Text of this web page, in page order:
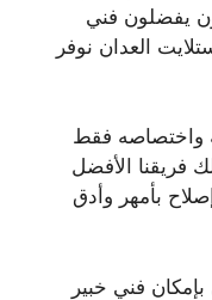
يفضلون فني
العدان نوفر
واختصاصه فقط
فريقنا الأفضل
بأمهر وأدق
فني خبير